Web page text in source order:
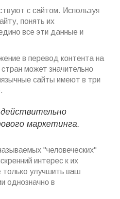
с сайтом. Используя
понять их
все эти данные и
в перевод контента на
может значительно
сайты имеют в три
маркетинга.
"человеческих"
интерес к их
только улучшить ваш
однозначно в